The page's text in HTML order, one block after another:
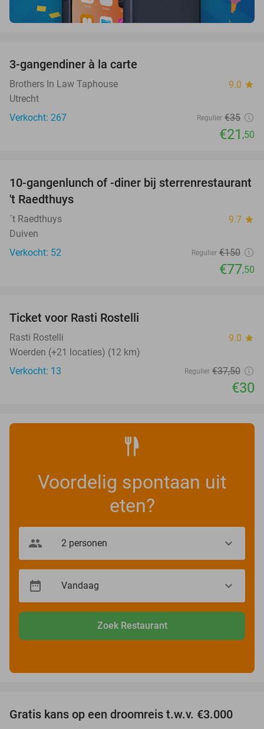
3-gangendiner à la carte
Brothers In Law Taphouse 9.0 star
Utrecht
Verkocht: 267
Regulier €35
€21 ,50
48%
NEW
TODAY
10-gangenlunch of -diner bij sterrenrestaurant
't Raedthuys
´t Raedthuys 9.7 star
Duiven
Verkocht: 52
Regulier €150
€77,50
TODAY
Ticket voor Rasti Rostelli
Rasti Rostelli 9.0 star
Woerden (+21 locaties) (12 km)
Verkocht: 13
Regulier €37,50
€30
Voordelig spontaan uit
eten?
Zoek Restaurant
Gratis kans op een droomreis t.w.v. €3.000